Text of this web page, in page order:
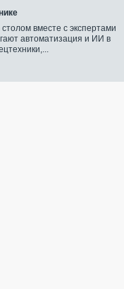
вместе с экспертами
автоматизация и ИИ в